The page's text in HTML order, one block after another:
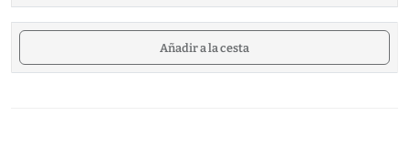
Añadir a la cesta